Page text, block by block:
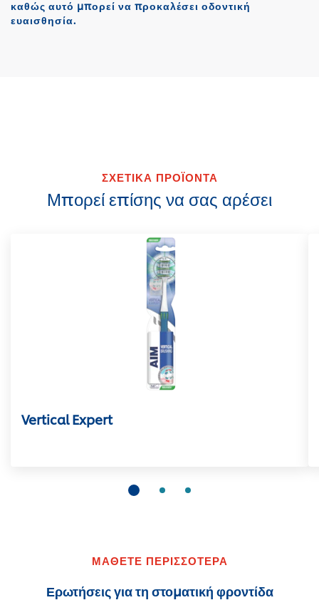
καθώς αυτό μπορεί να προκαλέσει οδοντική
ευαισθησία.
ΣΧΕΤΙΚΑ ΠΡΟΪΟΝΤΑ
Μπορεί επίσης να σας αρέσει
Vertical Expert
ΜΑΘΕΤΕ ΠΕΡΙΣΣΟΤΕΡΑ
Ερωτήσεις για τη στοματική φροντίδα